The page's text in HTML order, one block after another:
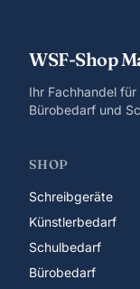
WSF-Shop
Ihr Fachhandel
Bürobedarf und
SHOP
Schreibgeräte
Künstlerbedarf
Schulbedarf
Bürobedarf